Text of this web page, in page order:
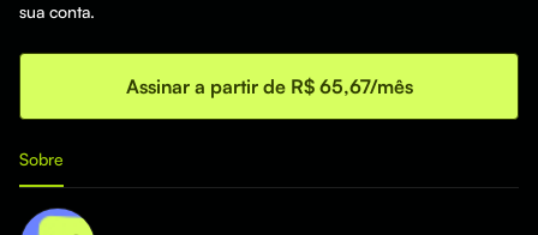
sua conta.
Assinar a partir de R$ 65,67/mês
Sobre